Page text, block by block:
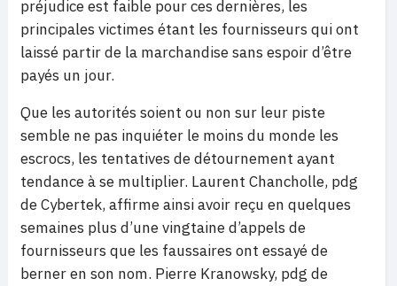
préjudice est faible pour ces dernières, les
principales victimes étant les fournisseurs qui ont
laissé partir de la marchandise sans espoir d’être
payés un jour.
Que les autorités soient ou non sur leur piste
semble ne pas inquiéter le moins du monde les
escrocs, les tentatives de détournement ayant
tendance à se multiplier. Laurent Chancholle, pdg
de Cybertek, affirme ainsi avoir reçu en quelques
semaines plus d’une vingtaine d’appels de
fournisseurs que les faussaires ont essayé de
berner en son nom. Pierre Kranowsky, pdg de